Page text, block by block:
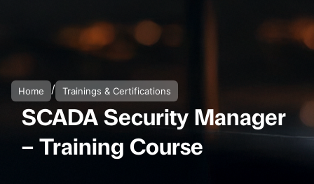
Home / Trainings & Certifications
SCADA Security Manager
– Training Course